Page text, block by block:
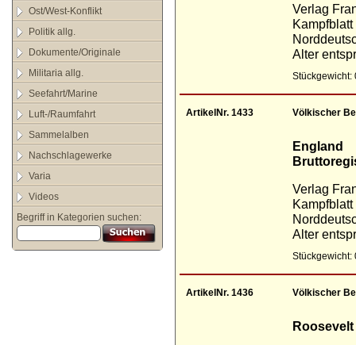
Ost/West-Konflikt
Politik allg.
Dokumente/Originale
Militaria allg.
Seefahrt/Marine
Luft-/Raumfahrt
Sammelalben
Nachschlagewerke
Varia
Videos
Begriff in Kategorien suchen:
Verlag
Alter
Stückgewicht:
ArtikelNr. 1433 Völkischer
Verlag
Alter
Stückgewicht:
ArtikelNr. 1436 Völkischer